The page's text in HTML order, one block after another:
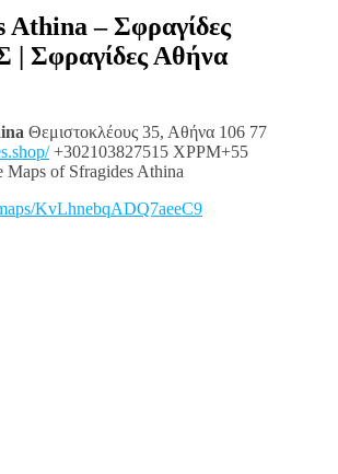
Athina – Σφραγίδες
Σφραγίδες Αθήνα
Θεμιστοκλέους 35, Αθήνα 106 77
+302103827515 XPPM+55
Maps of Sfragides Athina
KvLhnebqADQ7aeeC9